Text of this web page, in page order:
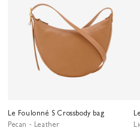
Le Foulonné S Crossbody bag
Pecan - Leather